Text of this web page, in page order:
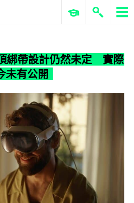
ERP 與商業 AI
綁帶設計仍然未定 實際
未有公開